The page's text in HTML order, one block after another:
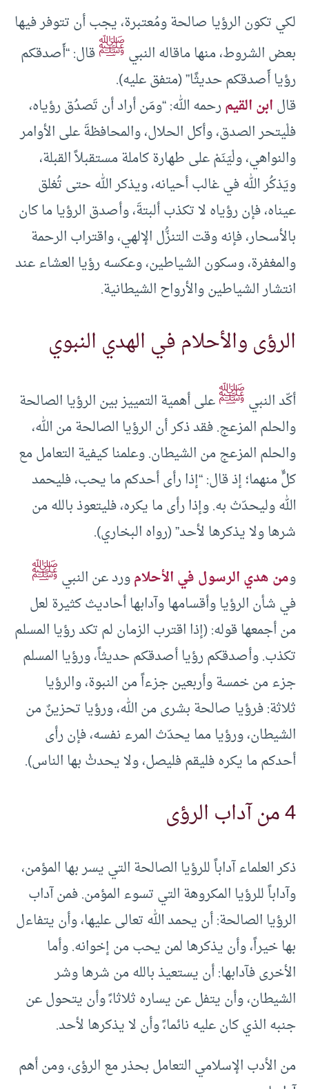
لكي تكون الرؤيا صالحة ومُعتبرة، يجب أن تتوفر فيها
بعض الشروط، منها ماقاله النبيﷺقال: “أَصدقكم
رؤيا أَصدقكم حديثًا” (متفق عليه).
قالابن القيمرحمه الله: “ومَن أراد أن تَصدُق رؤياه،
فلْيتحر الصدق، وأكل الحلال، والمحافظةَ على الأوامر
والنواهي، ولْيَنَمْ على طهارة كاملة مستقبلاً القبلة،
ويَذكُر الله في غالب أحيانه، ويذكر الله حتى تُغلق
عيناه، فإن رؤياه لا تكذب ألبتةَ، وأصدق الرؤيا ما كان
بالأسحار، فإنه وقت التنزُّل الإلهي، واقتراب الرحمة
والمغفرة، وسكون الشياطين، وعكسه رؤيا العشاء عند
انتشار الشياطين والأرواح الشيطانية.
الرؤى والأحلام في الهدي النبوي
أكّد النبيﷺعلى أهمية التمييز بين الرؤيا الصالحة
والحلم المزعج. فقد ذكر أن الرؤيا الصالحة من الله،
والحلم المزعج من الشيطان. وعلمنا كيفية التعامل مع
كلٍّ منهما؛ إذ قال: “إذا رأى أحدكم ما يحب، فليحمد
الله وليحدّث به. وإذا رأى ما يكره، فليتعوذ بالله من
شرها ولا يذكرها لأحد” (رواه البخاري).
ومن هدي الرسول في الأحلامورد عن النبيﷺ
في شأن الرؤيا وأقسامها وآدابها أحاديث كثيرة لعل
من أجمعها قوله: (إذا اقترب الزمان لم تكد رؤيا المسلم
تكذب. وأصدقكم رؤيا أصدقكم حديثاً، ورؤيا المسلم
جزء من خمسة وأربعين جزءاً من النبوة، والرؤيا
ثلاثة: فرؤيا صالحة بشرى من الله، ورؤيا تحزينٌ من
الشيطان، ورؤيا مما يحدّث المرء نفسه، فإن رأى
أحدكم ما يكره فليقم فليصل، ولا يحدثْ بها الناس).
4 من آداب الرؤى
ذكر العلماء آداباً للرؤيا الصالحة التي يسر بها المؤمن،
وآداباً للرؤيا المكروهة التي تسوء المؤمن. فمن آداب
الرؤيا الصالحة: أن يحمد الله تعالى عليها، وأن يتفاءل
بها خيراً، وأن يذكرها لمن يحب من إخوانه. وأما
الأخرى فآدابها: أن يستعيذ بالله من شرها وشر
الشيطان، وأن يتفل عن يساره ثلاثا،ً وأن يتحول عن
جنبه الذي كان عليه نائما،ً وأن لا يذكرها لأحد.
من الأدب الإسلامي التعامل بحذر مع الرؤى، ومن أهم